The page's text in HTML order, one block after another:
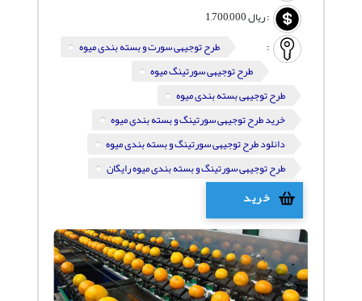
:ریال1,700,000
:
طرح توجیهی سورت و بسته بندی میوه
طرح توجیهی سورتینگ میوه
طرح توجیهی بسته بندی میوه
خرید طرح توجیهی سورتینگ و بسته بندی میوه
دانلود طرح توجیهی سورتینگ و بسته بندی میوه
طرح توجیهی سورتینگ و بسته بندی میوه رایگان
خرید